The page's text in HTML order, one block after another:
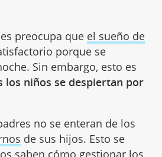
preocupa que el sueño de
porque se
Sin embargo, esto es
los niños se despiertan por
no se enteran de los
de sus hijos. Esto se
saben cómo gestionar los